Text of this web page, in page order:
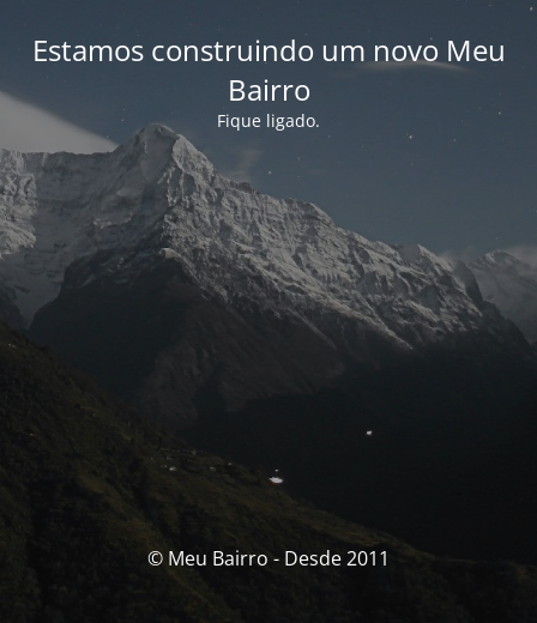
Estamos construindo um novo Meu
Bairro
Fique ligado.
© Meu Bairro - Desde 2011